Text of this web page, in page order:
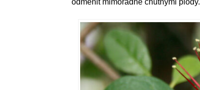
odměnit mimořádně chutnými plody.